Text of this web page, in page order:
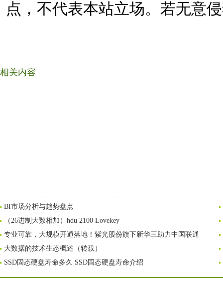
点，不代表本站立场。若无意
相关内容
BI市场分析与趋势盘点
（26进制大数相加）hdu 2100 Lovekey
专业可靠，大规模开通落地！紫光股份旗下新华三助力中国联通
大数据的技术生态概述（转载）
SSD固态硬盘寿命多久 SSD固态硬盘寿命介绍